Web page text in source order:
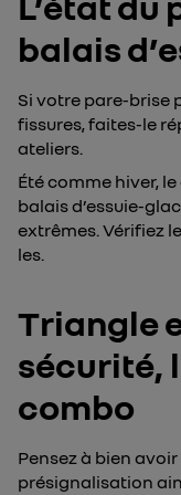
balais
Si votre pare-brise
fissures, faites-le
ateliers.
Été comme hiver,
balais d’essuie-
extrêmes. Vérifiez
les.
Triangle
sécurité,
combo
Pensez à bien
présignalisation